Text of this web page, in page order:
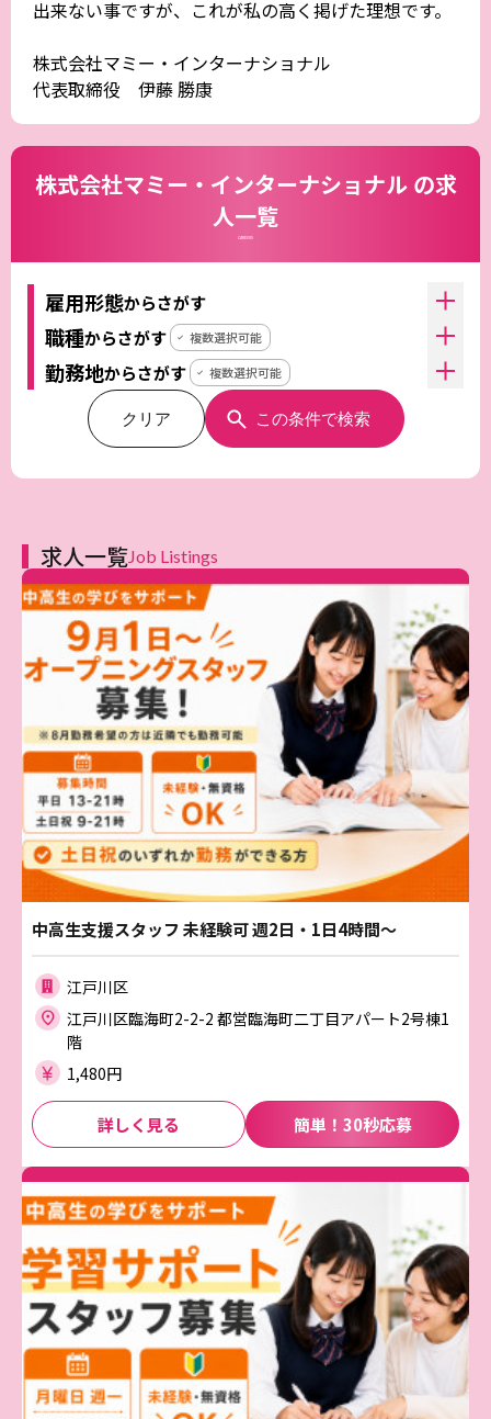
出来ない事ですが、これが私の高く掲げた理想です。
株式会社マミー・インターナショナル
代表取締役 伊藤 勝康
株式会社マミー・インターナショナル の求
人一覧
CAREERS
雇用形態からさがす
職種からさがす 複数選択可能
勤務地からさがす 複数選択可能
クリア この条件で検索
求人一覧Job Listings
中高生支援スタッフ 未経験可 週2日・1日4時間～
江戸川区
江戸川区臨海町2-2-2 都営臨海町二丁目アパート2号棟1
階
1,480円
詳しく見る 簡単！30秒応募